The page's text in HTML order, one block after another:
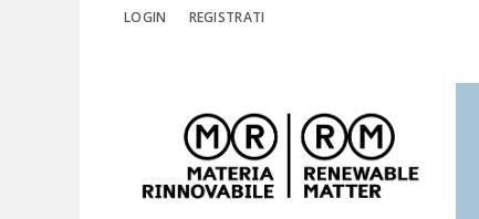
LOGIN REGISTRATI